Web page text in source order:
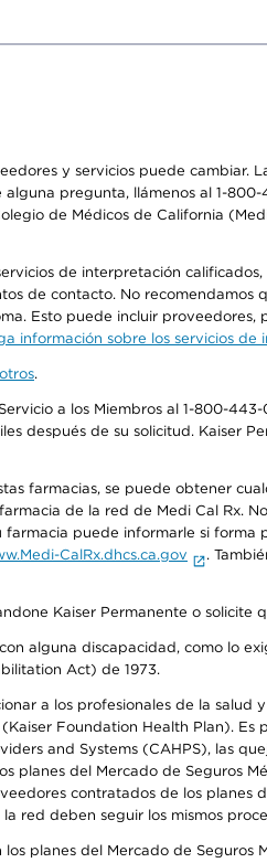
y servicios puede cambiar.
pregunta, llámenos al 1-
de Médicos de California
de interpretación
de contacto. No recomendamos
Esto puede incluir
información sobre los servicios de
.
a los Miembros al 1-800-443-
después de su solicitud. Kaiser
farmacias, se puede obtener
de la red de Medi Cal Rx.
puede informarle si
CalRx.dhcs.ca.gov
.
Kaiser Permanente o solicite
alguna discapacidad, como lo
Act) de 1973.
a los profesionales de la salud
Foundation Health Plan). Es
and Systems (CAHPS), las
del Mercado de Seguros
contratados de los planes
red deben seguir los mismos
planes del Mercado de Seguros